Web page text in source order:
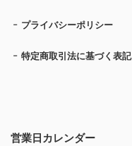
営業日カレンダー
プライバシーポリシー
特定商取引法に基づく表記